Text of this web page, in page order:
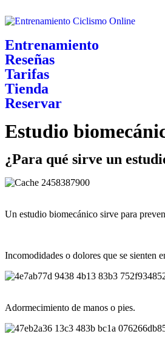
Entrenamiento
Reseñas
Tarifas
Tienda
Reservar
Estudio
¿Para qué sirve un
Un estudio biomecánico sirve para
Incomodidades o dolores que se sienten
Adormecimiento de manos o pies.